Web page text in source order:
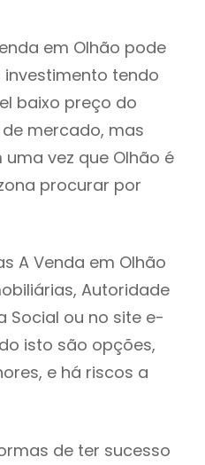
em Olhão pode
tendo
baixo preço do
mercado, mas
vez que Olhão é
procurar por
A Venda em Olhão
Autoridade
Social ou no site e-
isto são opções,
e há riscos a
de ter sucesso